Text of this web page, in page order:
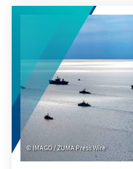
Produkteigenschaften
oder die Spezifikation.
deshalb nicht darum,
Verzögerung
eigene Modelle zu
außereuropäische so
Produkte besser zu
Strukturen passen.
IMAGO / ZUMA Press Wire